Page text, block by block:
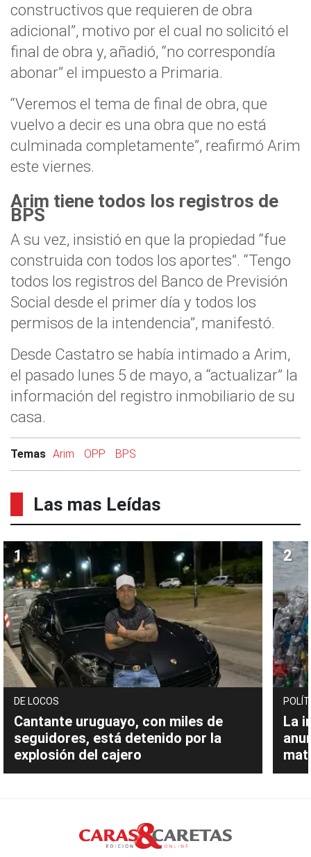
constructivos que requieren de obra
adicional”, motivo por el cual no solicitó el
final de obra y, añadió, “no correspondía
abonar” el impuesto a Primaria.
“Veremos el tema de final de obra, que
vuelvo a decir es una obra que no está
culminada completamente”, reafirmó Arim
este viernes.
Arim tiene todos los registros de
BPS
A su vez, insistió en que la propiedad “fue
construida con todos los aportes”. “Tengo
todos los registros del Banco de Previsión
Social desde el primer día y todos los
permisos de la intendencia”, manifestó.
Desde Castatro se había intimado a Arim,
el pasado lunes 5 de mayo, a “actualizar” la
información del registro inmobiliario de su
casa.
Temas Arim OPP BPS
Las mas Leídas
DE LOCOS
Cantante uruguayo, con miles de
seguidores, está detenido por la
explosión del cajero
La